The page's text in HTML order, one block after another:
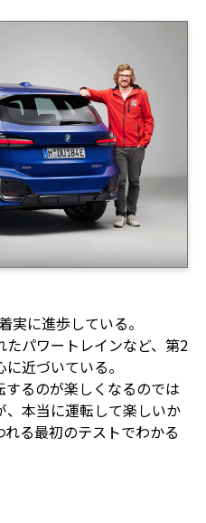
実に進歩している。
パワートレインなど、第2
近づいている。
るのが楽しくなるのでは
本当に運転して楽しいか
る最初のテストでわかる